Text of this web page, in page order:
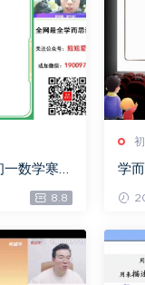
数学寒假
8.8
学